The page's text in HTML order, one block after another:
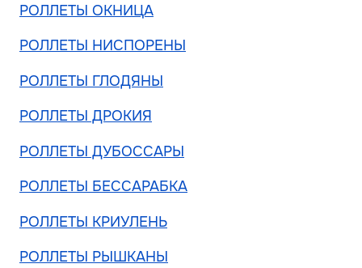
РОЛЛЕТЫ ОКНИЦА
РОЛЛЕТЫ НИСПОРЕНЫ
РОЛЛЕТЫ ГЛОДЯНЫ
РОЛЛЕТЫ ДРОКИЯ
РОЛЛЕТЫ ДУБОССАРЫ
РОЛЛЕТЫ БЕССАРАБКА
РОЛЛЕТЫ КРИУЛЕНЬ
РОЛЛЕТЫ РЫШКАНЫ